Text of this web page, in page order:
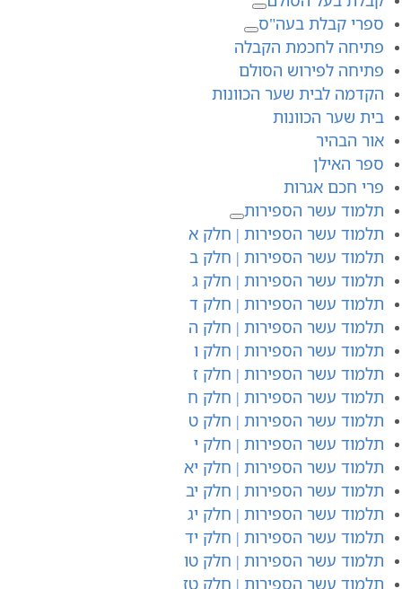
ספרי קבלת בעה"ס
פתיחה לחכמת הקבלה
פתיחה לפירוש הסולם
הקדמה לבית שער הכוונות
בית שער הכוונות
אור הבהיר
ספר האילן
פרי חכם אגרות
תלמוד עשר הספירות
תלמוד עשר הספירות | חלק א
תלמוד עשר הספירות | חלק ב
תלמוד עשר הספירות | חלק ג
תלמוד עשר הספירות | חלק ד
תלמוד עשר הספירות | חלק ה
תלמוד עשר הספירות | חלק ו
תלמוד עשר הספירות | חלק ז
תלמוד עשר הספירות | חלק ח
תלמוד עשר הספירות | חלק ט
תלמוד עשר הספירות | חלק י
תלמוד עשר הספירות | חלק יא
תלמוד עשר הספירות | חלק יב
תלמוד עשר הספירות | חלק יג
תלמוד עשר הספירות | חלק יד
תלמוד עשר הספירות | חלק טו
תלמוד עשר הספירות | חלק טז